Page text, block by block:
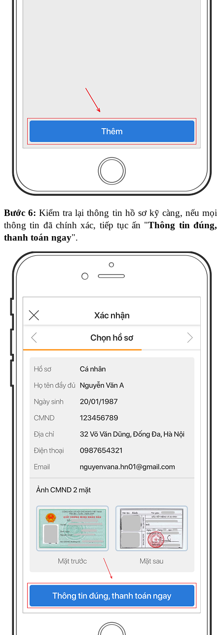
Bước 6: Kiểm tra lại thông tin hồ sơ kỹ càng, nếu mọi
thông tin đã chính xác, tiếp tục ấn "Thông tin đúng,
thanh toán ngay".